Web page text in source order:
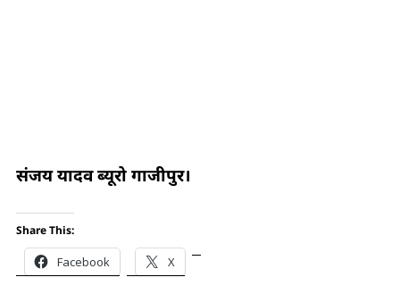
संजय यादव ब्यूरो गाजीपुर।
Share This:
Facebook X